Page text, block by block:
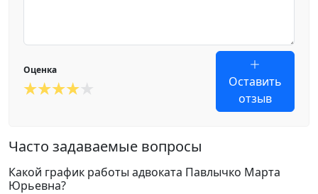
Оценка
Оставить
отзыв
Часто задаваемые вопросы
Какой график работы адвоката Павлычко Марта
Юрьевна?